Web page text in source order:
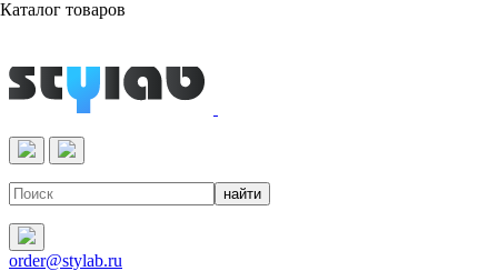
Реактивы & Оборудование
order@stylab.ru
Каталог товаров